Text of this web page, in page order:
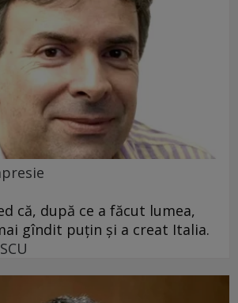
că, după ce a făcut lumea,
gîndit puțin și a creat Italia.